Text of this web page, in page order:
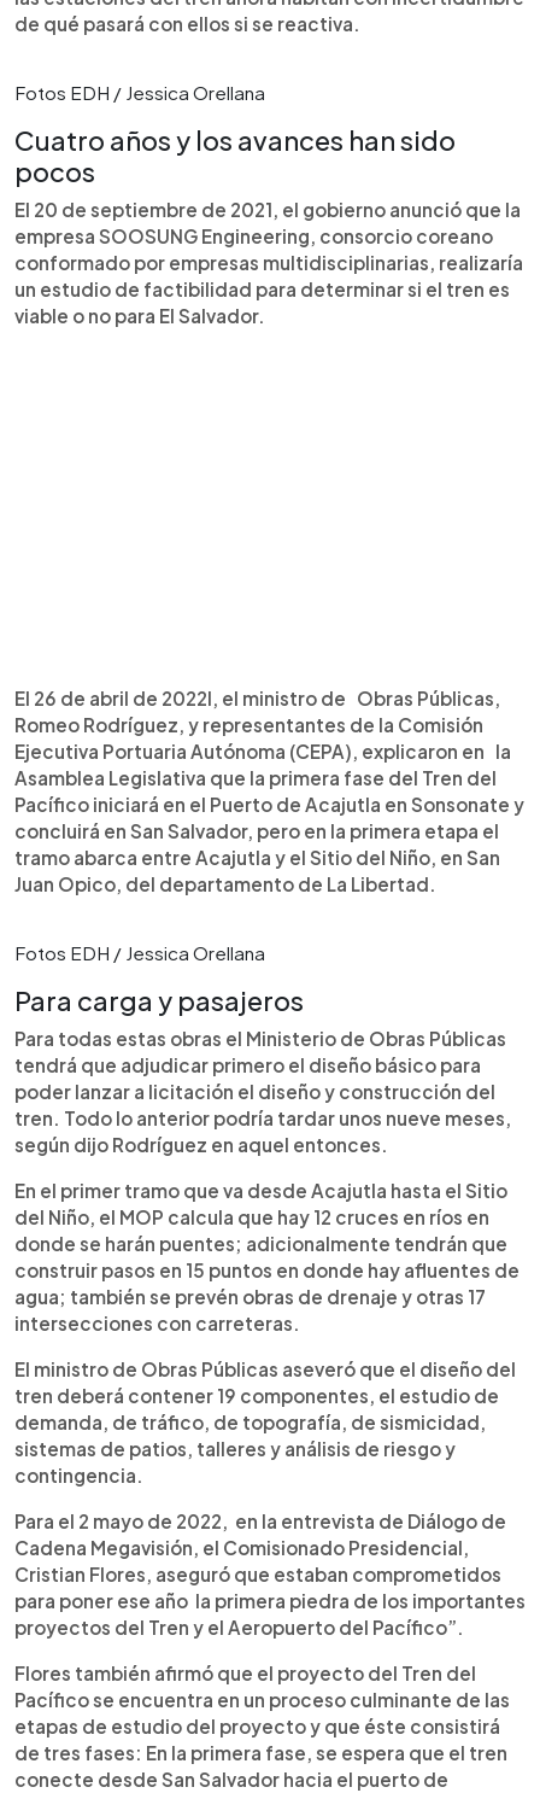
de qué pasará con ellos si se reactiva.
Fotos EDH / Jessica Orellana
Cuatro años y los avances han sido
pocos
El 20 de septiembre de 2021, el gobierno anunció que la
empresa SOOSUNG Engineering, consorcio coreano
conformado por empresas multidisciplinarias, realizaría
un estudio de factibilidad para determinar si el tren es
viable o no para El Salvador.
El 26 de abril de 2022l, el ministro de Obras Públicas,
Romeo Rodríguez, y representantes de la Comisión
Ejecutiva Portuaria Autónoma (CEPA), explicaron en la
Asamblea Legislativa que la primera fase del Tren del
Pacífico iniciará en el Puerto de Acajutla en Sonsonate y
concluirá en San Salvador, pero en la primera etapa el
tramo abarca entre Acajutla y el Sitio del Niño, en San
Juan Opico, del departamento de La Libertad.
Fotos EDH / Jessica Orellana
Para carga y pasajeros
Para todas estas obras el Ministerio de Obras Públicas
tendrá que adjudicar primero el diseño básico para
poder lanzar a licitación el diseño y construcción del
tren. Todo lo anterior podría tardar unos nueve meses,
según dijo Rodríguez en aquel entonces.
En el primer tramo que va desde Acajutla hasta el Sitio
del Niño, el MOP calcula que hay 12 cruces en ríos en
donde se harán puentes; adicionalmente tendrán que
construir pasos en 15 puntos en donde hay afluentes de
agua; también se prevén obras de drenaje y otras 17
intersecciones con carreteras.
El ministro de Obras Públicas aseveró que el diseño del
tren deberá contener 19 componentes, el estudio de
demanda, de tráfico, de topografía, de sismicidad,
sistemas de patios, talleres y análisis de riesgo y
contingencia.
Para el 2 mayo de 2022, en la entrevista de Diálogo de
Cadena Megavisión, el Comisionado Presidencial,
Cristian Flores, aseguró que estaban comprometidos
para poner ese año la primera piedra de los importantes
proyectos del Tren y el Aeropuerto del Pacífico”.
Flores también afirmó que el proyecto del Tren del
Pacífico se encuentra en un proceso culminante de las
etapas de estudio del proyecto y que éste consistirá
de tres fases: En la primera fase, se espera que el tren
conecte desde San Salvador hacia el puerto de